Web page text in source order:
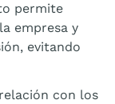
permite
empresa y
evitando
con los